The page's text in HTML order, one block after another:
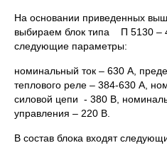
На основании приведенных
выбираем блок типа П 5130
следующие параметры:
номинальный ток – 630 А,
теплового реле – 384-630 А,
силовой цепи - 380 В,
управления – 220 В.
В состав блока входят